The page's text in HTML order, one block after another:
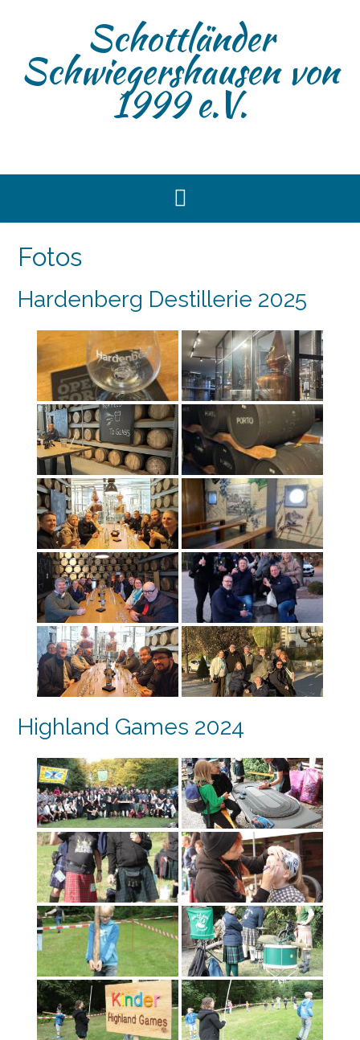
Schottländer
Schwiegershausen von
1999 e.V.
Fotos
Hardenberg Destillerie 2025
Highland Games 2024